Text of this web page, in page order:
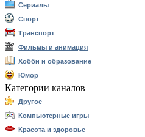
Сериалы
Спорт
Транспорт
Фильмы и анимация
Хобби и образование
Юмор
Категории каналов
Другое
Компьютерные игры
Красота и здоровье